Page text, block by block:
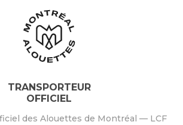
TRANSPORTEUR
OFFICIEL
des Alouettes de Montréal — LCF